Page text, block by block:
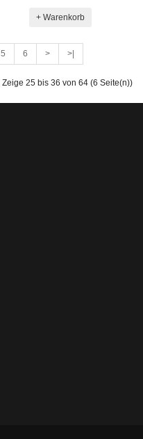
+ Warenkorb
5 6 > >|
Zeige 25 bis 36 von 64 (6 Seite(n))